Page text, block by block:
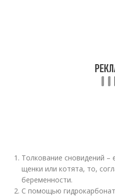
Толкование сновидений
щенки или котята, то,
беременности.
С помощью